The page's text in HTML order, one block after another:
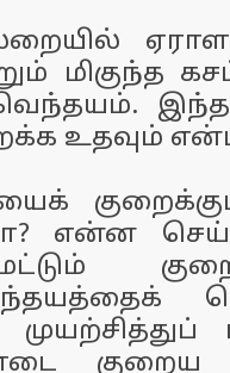
மிகுந்த
உதவும்
என்ன
குறைய